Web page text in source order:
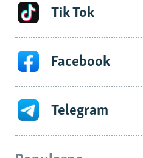
Tik Tok
Facebook
Telegram